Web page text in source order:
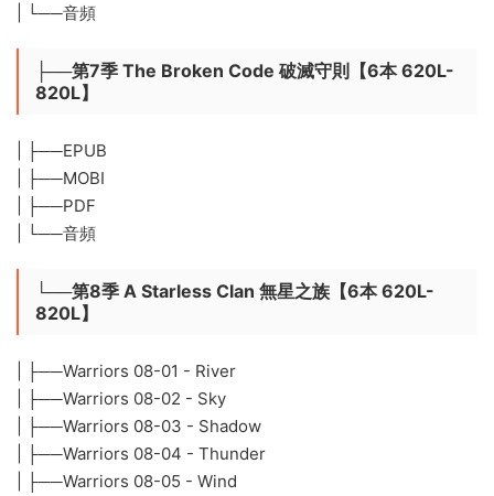
| └──音頻
├──第7季 The Broken Code 破滅守則【6本 620L-
820L】
| ├──EPUB
| ├──MOBI
| ├──PDF
| └──音頻
└──第8季 A Starless Clan 無星之族【6本 620L-
820L】
| ├──Warriors 08-01 - River
| ├──Warriors 08-02 - Sky
| ├──Warriors 08-03 - Shadow
| ├──Warriors 08-04 - Thunder
| ├──Warriors 08-05 - Wind